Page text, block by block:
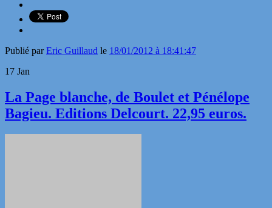
Publié parEric Guillaud le 18/01/2012 à 18:41:47
17 Jan
La Page blanche, de Boulet et Pénélope
Bagieu. Editions Delcourt. 22,95 euros.